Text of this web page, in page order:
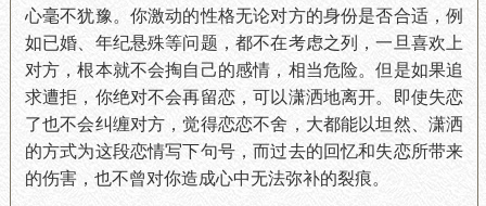
心毫不犹豫。你激动的性格无论对方的身份是否合适，例
如已婚、年纪悬殊等问题，都不在考虑之列，一旦喜欢上
对方，根本就不会掏自己的感情，相当危险。但是如果追
求遭拒，你绝对不会再留恋，可以潇洒地离开。即使失恋
了也不会纠缠对方，觉得恋恋不舍，大都能以坦然、潇洒
的方式为这段恋情写下句号，而过去的回忆和失恋所带来
的伤害，也不曾对你造成心中无法弥补的裂痕。